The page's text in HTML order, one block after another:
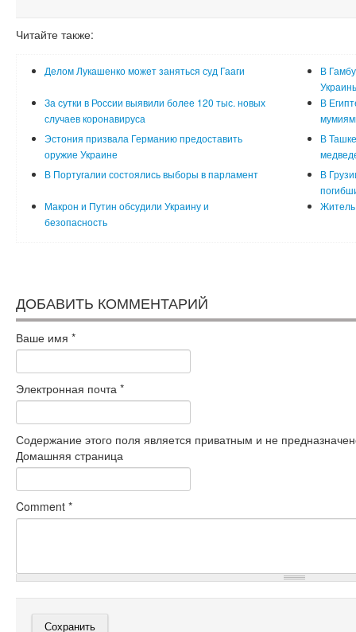
Читайте также:
Делом Лукашенко может заняться суд Гааги
В
За сутки в России выявили более 120 тыс. новых
случаев коронавируса
В
Эстония призвала Германию предоставить
оружие Украине
В
В Португалии состоялись выборы в парламент
В
Макрон и Путин обсудили Украину и
безопасность
Житель
ДОБАВИТЬ КОММЕНТАРИЙ
Ваше имя *
Электронная почта *
Содержание этого поля является приватным и не
Домашняя страница
Comment *